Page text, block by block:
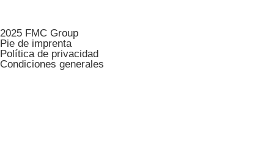
2025 FMC Group
Pie de imprenta
Política de privacidad
Condiciones generales